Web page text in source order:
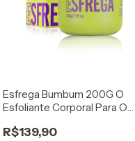
Esfrega Bumbum 200G O
Esfoliante Corporal Para O
R$139,90